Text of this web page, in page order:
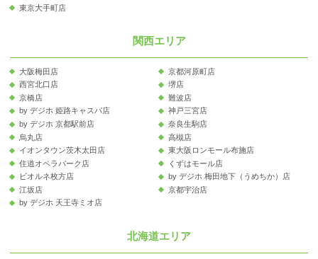
東京大手町店
関西エリア
大阪梅田店
京都河原町店
西宮北口店
堺店
京橋店
難波店
by デジホ 姫路キャスパ店
神戸三宮店
by デジホ 京都駅前店
奈良生駒店
烏丸店
高槻店
イオンタウン茨木太田店
東大阪ロンモール布施店
住道オペラパーク店
くずはモール店
ビオルネ枚方店
by デジホ 梅田地下（うめちか）店
江坂店
京都宇治店
by デジホ 天王寺ミオ店
北海道エリア